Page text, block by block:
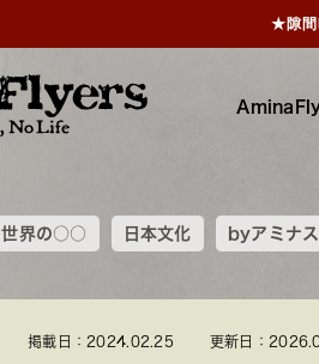
世界の○○ 日本文化 byアミナ
★隙間
掲載日：2024.02.25 更新日：